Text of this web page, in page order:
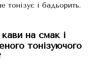
тонізує і бадьорить.
на смак і
тонізуючого